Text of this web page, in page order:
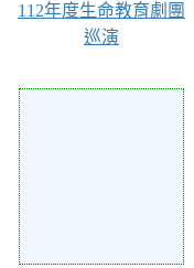
112年度生命教育劇團
巡演